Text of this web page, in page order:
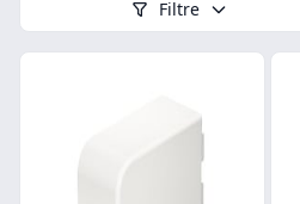
Filtre